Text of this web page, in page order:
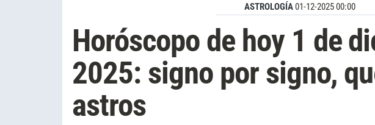
ASTROLOGÍA01-12-2025 00:00
Horóscopo de hoy 1 de
2025: signo por signo,
astros